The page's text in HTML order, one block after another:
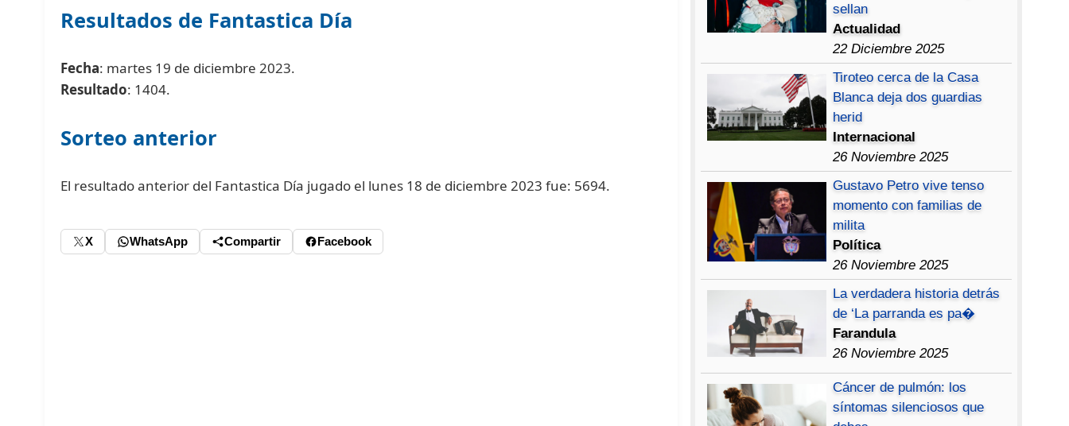
Resultados de Fantastica Día
Fecha: martes 19 de diciembre 2023.
Resultado: 1404.
Sorteo anterior
El resultado anterior del Fantastica Día jugado el lunes 18 de diciembre 2023 fue: 5694.
X WhatsApp Compartir Facebook
sellan
Actualidad
22 Diciembre 2025
Tiroteo cerca de la Casa
Blanca deja dos guardias
herid
Internacional
26 Noviembre 2025
Gustavo Petro vive tenso
momento con familias de
milita
Política
26 Noviembre 2025
La verdadera historia detrás
de ‘La parranda es pa�
Farandula
26 Noviembre 2025
Cáncer de pulmón: los
síntomas silenciosos que